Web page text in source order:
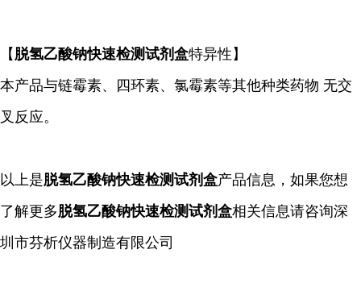
【 脱氢乙酸钠快速检测试剂盒特异性】
本产品与链霉素、四环素、氯霉素等其他种类药物 无交
叉反应。
以上是脱氢乙酸钠快速检测试剂盒产品信息，如果您想
了解更多脱氢乙酸钠快速检测试剂盒相关信息请咨询深
圳市芬析仪器制造有限公司